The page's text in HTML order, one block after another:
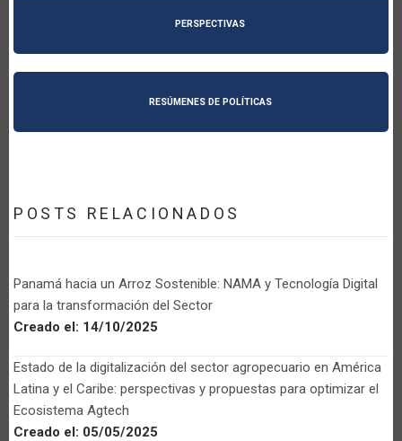
PERSPECTIVAS
RESÚMENES DE POLÍTICAS
POSTS RELACIONADOS
Panamá hacia un Arroz Sostenible: NAMA y Tecnología Digital
para la transformación del Sector
Creado el: 14/10/2025
Estado de la digitalización del sector agropecuario en América
Latina y el Caribe: perspectivas y propuestas para optimizar el
Ecosistema Agtech
Creado el: 05/05/2025